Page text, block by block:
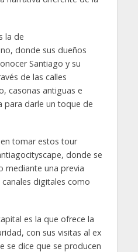
la de
donde sus dueños
Santiago y su
de las calles
casonas antiguas e
para darle un toque de
tomar estos tour
donde se
mediante una previa
digitales como
es la que ofrece la
con sus visitas al ex
se dice que se producen